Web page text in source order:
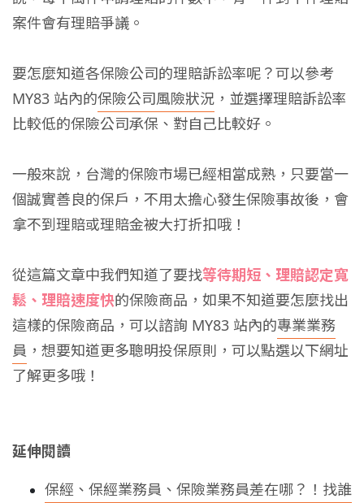
案件會有理賠爭議。
要怎麼知道各保險公司的理賠訴訟率呢？可以參考
MY83 站內的保險公司風險狀況 ，並選擇理賠訴訟率
比較低的保險公司承保、對自己比較好。
一般來說，台灣的保險市場已經相當成熟，只要當一
個誠實善良的保戶，不用太擔心發生保險事故後，會
拿不到理賠或理賠金被大打折扣哦！
從這篇文章中我們知道了要找等待期短、理賠認定寬
鬆、理賠速度快的保險商品，如果不知道要怎麼找出
這樣的保險商品，可以諮詢 MY83 站內的專業業務
員 ，想要知道更多聰明投保原則，可以點選以下網址
了解更多哦！
延伸閱讀
保經、保經業務員、保險業務員差在哪？！找誰